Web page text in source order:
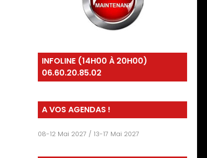
INFOLINE (14H00 À 20H00)
06.60.20.85.02
A VOS AGENDAS !
08-12 Mai 2027 / 13-17 Mai 2027